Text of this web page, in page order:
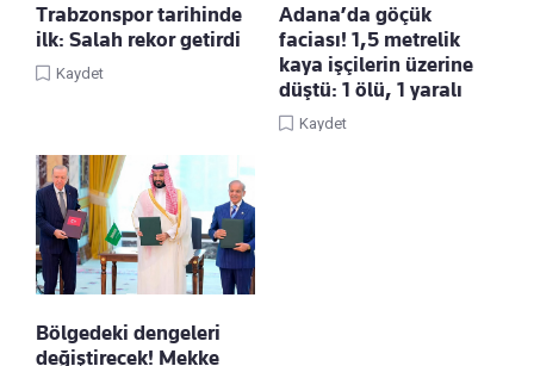
Trabzonspor tarihinde
ilk: Salah rekor getirdi
Kaydet
Adana’da göçük
faciası! 1,5 metrelik
kaya işçilerin üzerine
düştü: 1 ölü, 1 yaralı
Kaydet
Bölgedeki dengeleri
değiştirecek! Mekke